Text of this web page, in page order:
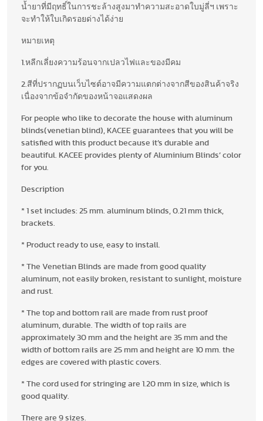
น้ำยาที่มีฤทธิ์ในการชะล้างสูงมาทำความสะอาดใบมู่ลี่ฯ เพราะ
จะทำให้ใบเกิดรอยด่างได้ง่าย
หมายเหตุ
1.หลีกเลี่ยงความร้อนจากเปลวไฟและของมีคม
2.สีที่ปรากฏบนเว็บไซต์อาจมีความแตกต่างจากสีของสินค้าจริง
เนื่องจากข้อจำกัดของหน้าจอแสดงผล
For people who like to decorate the house with aluminum
blinds(venetian blind), KACEE guarantees that you will be
satisfied with this product because it’s durable and
beautiful. KACEE provides plenty of Aluminium Blinds’ color
for you.
Description
* 1 set includes: 25 mm. aluminum blinds, 0.21 mm thick,
brackets.
* Product ready to use, easy to install.
* The Venetian Blinds are made from good quality
aluminum, not easily broken, resistant to sunlight, moisture
and rust.
* The top and bottom rail are made from rust proof
aluminum, durable. The width of top rails are
approximately 30 mm and the height are 35 mm and the
width of bottom rails are 25 mm and height are 10 mm. the
edges are covered with plastic covers.
* The cord used for stringing are 1.20 mm in size, which is
good quality.
There are 9 sizes.